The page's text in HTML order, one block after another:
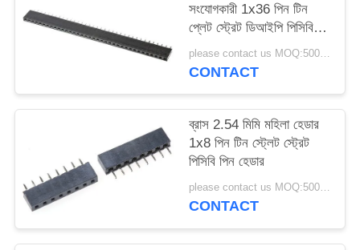
PRIVACY
POLICY
সংযোগকারী 1x36 পিন টিন
প্লেট স্ট্রেট ডিআইপি পিসিবি
মাউন্টিংয়ের জন্য
please contact us MOQ:5000PCS
CONTACT
ব্রাস 2.54 মিমি মহিলা হেডার
1x8 পিন টিন স্ট্লেট স্ট্রেট
পিসিবি পিন হেডার
please contact us MOQ:5000PCS
CONTACT